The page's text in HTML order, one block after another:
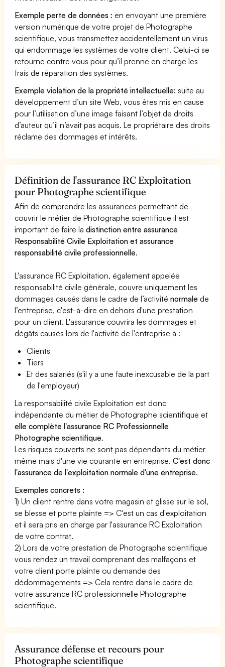
Exemple perte de données : en envoyant une première
version numérique de votre projet de Photographe
scientifique, vous transmettez accidentellement un virus
qui endommage les systèmes de votre client. Celui-ci se
retourne contre vous pour qu’il prenne en charge les
frais de réparation des systèmes.
Exemple violation de la propriété intellectuelle: suite au
développement d’un site Web, vous êtes mis en cause
pour l’utilisation d’une image faisant l’objet de droits
d’auteur qu’il n’avait pas acquis. Le propriétaire des droits
réclame des dommages et intérêts.
Définition de l'assurance RC Exploitation
pour Photographe scientifique
Afin de comprendre les assurances permettant de
couvrir le métier de Photographe scientifique il est
important de faire ladistinction entre assurance
Responsabilité Civile Exploitation et assurance
responsabilité civile professionnelle.
L'assurance RC Exploitation, également appelée
responsabilité civile générale, couvre uniquement les
dommages causés dans le cadre de l’activiténormale de
l’entreprise, c'est-à-dire en dehors d'une prestation
pour un client. L'assurance couvrira les dommages et
dégâts causés lors de l'activité de l'entreprise à :
Clients
Tiers
Et des salariés (s'il y a une faute inexcusable de la part
de l'employeur)
La responsabilité civile Exploitation est donc
indépendante du métier de Photographe scientifique et
elle complète l'assurance RC Professionnelle
Photographe scientifique.
Les risques couverts ne sont pas dépendants du métier
même mais d'une vie courante en entreprise.C'est donc
l'assurance de l'exploitation normale d'une entreprise.
Exemples concrets :
1) Un client rentre dans votre magasin et glisse sur le sol,
se blesse et porte plainte => C'est un cas d'exploitation
et il sera pris en charge par l'assurance RC Exploitation
de votre contrat.
2) Lors de votre prestation de Photographe scientifique
vous rendez un travail comprenant des malfaçons et
votre client porte plainte ou demande des
dédommagements => Cela rentre dans le cadre de
votre assurance RC professionnelle Photographe
scientifique.
Assurance défense et recours pour
Photographe scientifique